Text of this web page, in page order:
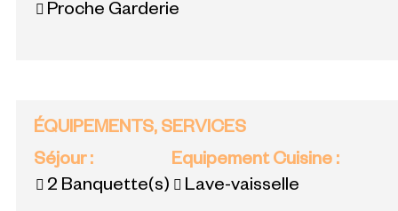
Proche Garderie
ÉQUIPEMENTS, SERVICES
Séjour:
2 Banquette(s)
Equipement Cuisine :
Lave-vaisselle